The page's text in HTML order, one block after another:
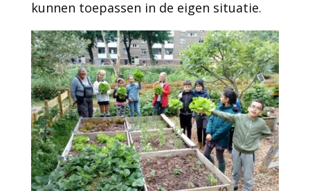
kunnen toepassen in de eigen situatie.